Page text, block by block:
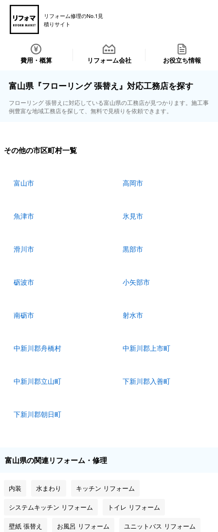
リフォーム修理のNo.1見
積りサイト
費用・概算 リフォーム会社 お役立ち情報
富山県『フローリング 張替え』対応工務店を探す
フローリング 張替えに対応している富山県の工務店が見つかります。施工事
例豊富な地域工務店を探して、無料で見積りを依頼できます。
その他の市区町村一覧
富山市 高岡市
魚津市 氷見市
滑川市 黒部市
砺波市 小矢部市
南砺市 射水市
中新川郡舟橋村 中新川郡上市町
中新川郡立山町 下新川郡入善町
下新川郡朝日町
富山県の関連リフォーム・修理
内装 水まわり キッチン リフォーム
システムキッチン リフォーム トイレ リフォーム
壁紙 張替え お風呂 リフォーム ユニットバス リフォーム